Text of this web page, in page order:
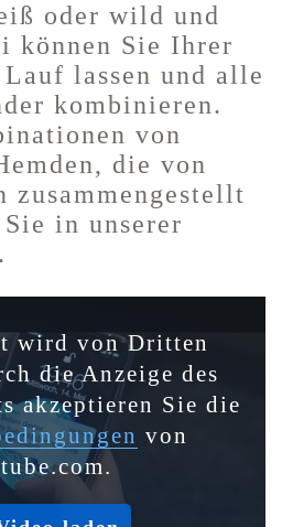
oder wild und
können Sie Ihrer
lassen und alle
kombinieren.
von
die von
zusammengestellt
in unserer
.
wird von Dritten
die Anzeige des
akzeptieren Sie die
von